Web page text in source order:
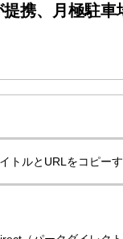
携、月極駐
トルとURLをコピー